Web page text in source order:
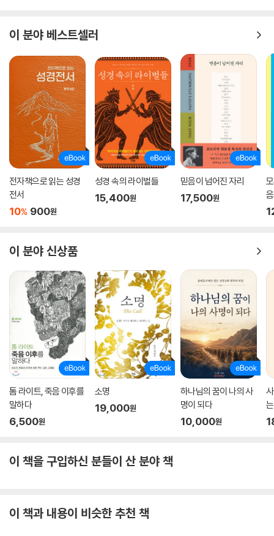
이 분야 베스트셀러
전자책으로 읽는 성경
전서
10% 900원
성경 속의 라이벌들
15,400원
믿음이 넘어진 자리
17,500원
이 분야 신상품
톰 라이트, 죽음 이후를
말하다
6,500원
소명
19,000원
하나님의 꿈이 나의 사
명이 되다
10,000원
이 책을 구입하신 분들이 산 분야 책
이 책과 내용이 비슷한 추천 책